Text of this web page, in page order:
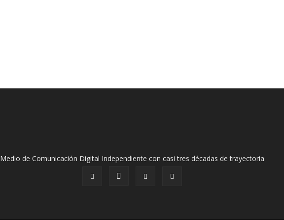
Medio de Comunicación Digital Independiente con casi tres décadas de trayectoria